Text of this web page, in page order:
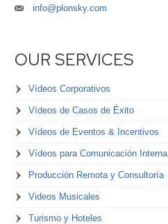
info@plonsky.com
OUR SERVICES
Vídeos Corporativos
Vídeos de Casos de Éxito
Vídeos de Eventos & Incentivos
Vídeos para Comunicación Interna
Producción Remota y Consultoría
Videos Musicales
Turismo y Hoteles